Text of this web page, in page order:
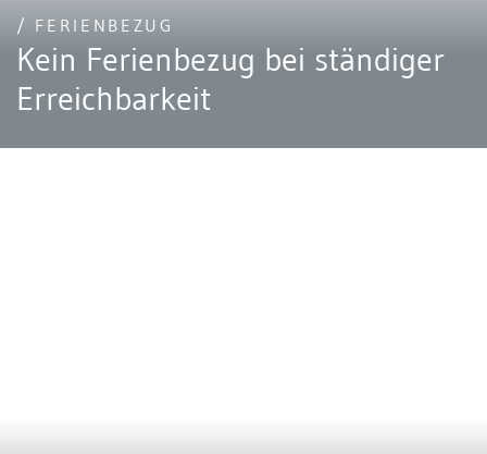
/ FERIENBEZUG
Kein Ferienbezug bei ständiger
Erreichbarkeit